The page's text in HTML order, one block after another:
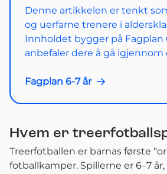
Denne artikkelen er tenkt
og uerfarne trenere i
Innholdet bygger på Fagplan
anbefaler dere å gå igjennom
Fagplan 6-7 år
Hvem er
Treerfotballen er barnas første
fotballkamper. Spillerne er 6–7